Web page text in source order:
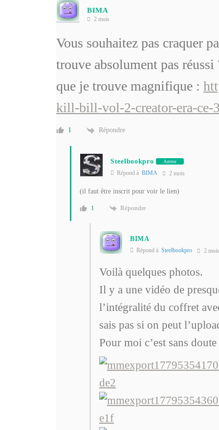
BIMA
2 mois
Vous souhaitez pas craquer
trouve absolument pas
que je trouve magnifique :
kill-bill-vol-2-creator-era-ce-
1 Répondre
Steelbookpro Auteur
Répond à BIMA 2 mois
(il faut être inscrit pour voir le lien)
1 Répondre
BIMA
Répond à Steelbookpro 2 mois
Voilà quelques photos.
Il y a une vidéo de
l’intégralité du coffret
sais pas si on peut
Pour moi c’est sans